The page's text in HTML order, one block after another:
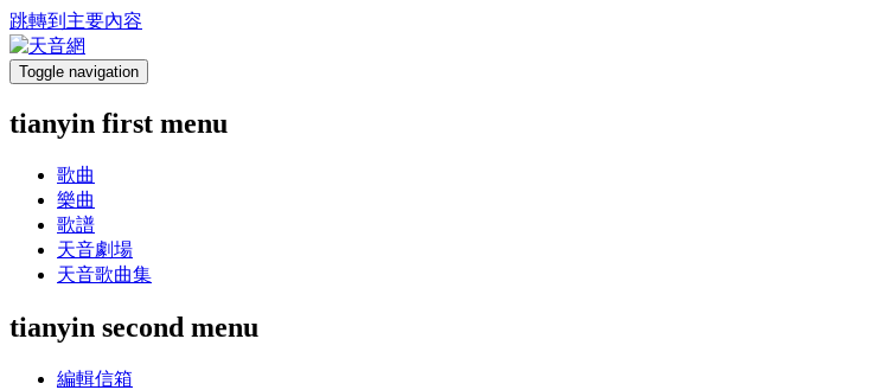
跳轉到主要內容
Toggle navigation
tianyin first menu
歌曲
樂曲
歌譜
天音劇場
天音歌曲集
tianyin second menu
編輯信箱